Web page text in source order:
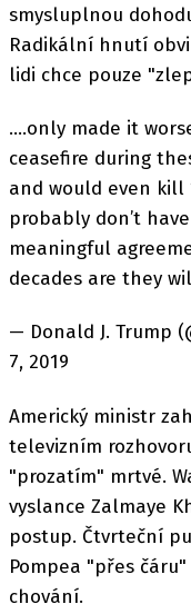
smysluplnou
Radikální hnutí
lidi chce pouze
....only made it
ceasefire during
and would even
probably don’t
meaningful
decades are they
— Donald J. Trump
7, 2019
Americký ministr
televizním
"prozatím" mrtvé.
vyslance Zalmaye
postup. Čtvrteční
Pompea "přes
chování.